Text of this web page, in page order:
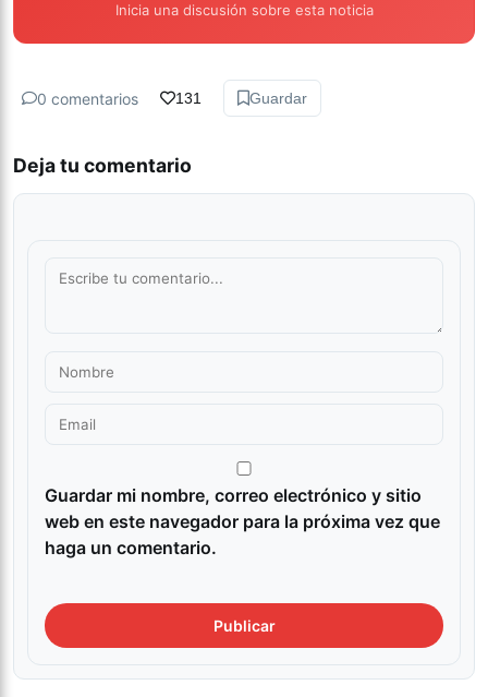
Inicia una discusión sobre esta noticia
0 comentarios 131 Guardar
Deja tu comentario
Guardar mi nombre, correo electrónico y sitio
web en este navegador para la próxima vez que
haga un comentario.